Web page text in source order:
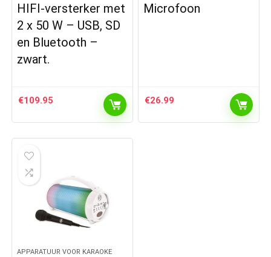
HIFI-versterker met
2 x 50 W – USB, SD
en Bluetooth –
zwart.
€109.95
Microfoon
€26.99
APPARATUUR VOOR KARAOKE